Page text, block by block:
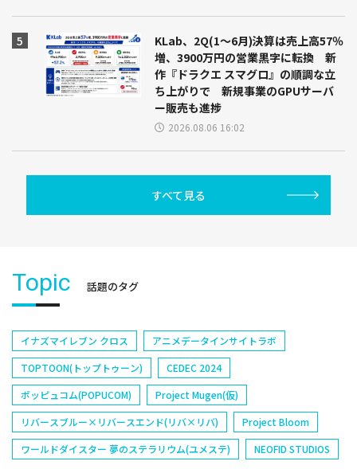
KLab、2Q(1～6月)決算は売上高57％
増、3900万円の営業黒字に転換 新
作『ドラクエ スマグロ』の順調な立
ち上がりで 新規事業のGPUサーバ
ー販売も進捗
2026.08.06 16:02
すべて見る
Topic 話題のタグ
イナズマイレブン クロス
アニメデータインサイトラボ
TOPTOON(トップトゥーン)
CEDEC 2024
ポッピュコム(POPUCOM)
Project Mugen(仮)
リバースブルー×リバースエンド(リバ×リバ)
Project Bloom
ワールドダイスター 夢のステラリウム(ユメステ)
NEOFID STUDIOS